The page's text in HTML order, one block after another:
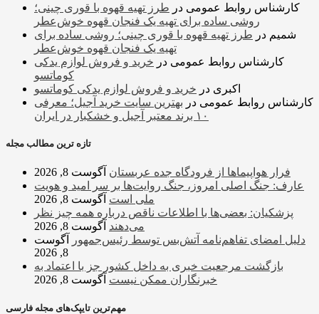
کارشناس روابط عمومی در طرز تهیه قهوه با قوری چینی؛
روشی ساده برای تهیه یک فنجان قهوه خوش‌عطر
شمیم در طرز تهیه قهوه با قوری چینی؛ روشی ساده برای
تهیه یک فنجان قهوه خوش‌عطر
کارشناس روابط عمومی در خرید و فروش لوازم یدکی
کوماتسو
اکبری در خرید و فروش لوازم یدکی کوماتسو
کارشناس روابط عمومی در بهترین سایت خرید آجیل؛ معرفی
۱۰ برند معتبر آجیل و خشکبار در ایران
تازه ترین مطالب مجله
فرار هواپیماها از فرودگاه جده عربستان آگوست 8, 2026
عارف: جنگ اصلی امروز، جنگ روایت‌ها بر سر امید و هویت
ملی است آگوست 8, 2026
پزشکیان: بعضی‌ها با اطلاعات ناقص درباره همه چیز نظر
می‌دهند آگوست 8, 2026
دلیل امضای تفاهم‌نامه آتش‌بس توسط رئیس‌جمهور
آگوست
8, 2026
بازگشت مرجعیت خبری به داخل کشور جز با اعتماد به
خبرنگاران ممکن نیست آگوست 8, 2026
مهم‌ترین تایپک‌های مجله فارسی